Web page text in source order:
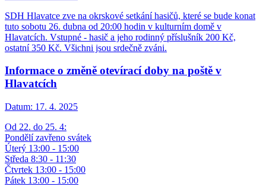
SDH Hlavatce zve na okrskové setkání hasičů, které se bude konat
tuto sobotu 26. dubna od 20:00 hodin v kulturním domě v
Hlavatcích. Vstupné - hasič a jeho rodinný příslušník 200 Kč,
ostatní 350 Kč. Všichni jsou srdečně zváni.
Informace o změně otevírací doby na poště v
Hlavatcích
Datum: 17. 4. 2025
Od 22. do 25. 4:
Pondělí zavřeno svátek
Úterý 13:00 - 15:00
Středa 8:30 - 11:30
Čtvrtek 13:00 - 15:00
Pátek 13:00 - 15:00